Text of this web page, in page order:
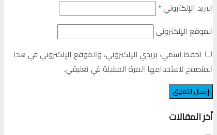
البريد الإلكتروني*
الموقع الإلكتروني
احفظ اسمي، بريدي الإلكتروني، والموقع الإلكتروني في هذا
المتصفح لاستخدامها المرة المقبلة في تعليقي.
أخر المقالات